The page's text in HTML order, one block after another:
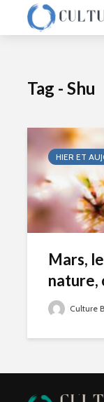
Tag - Shu
HIER ET
Mars,
nature,
Culture